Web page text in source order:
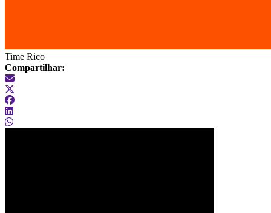
Time Rico
Compartilhar: